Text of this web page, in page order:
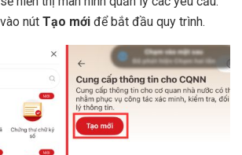
nút Tạo mới để bắt đầu quy trình.